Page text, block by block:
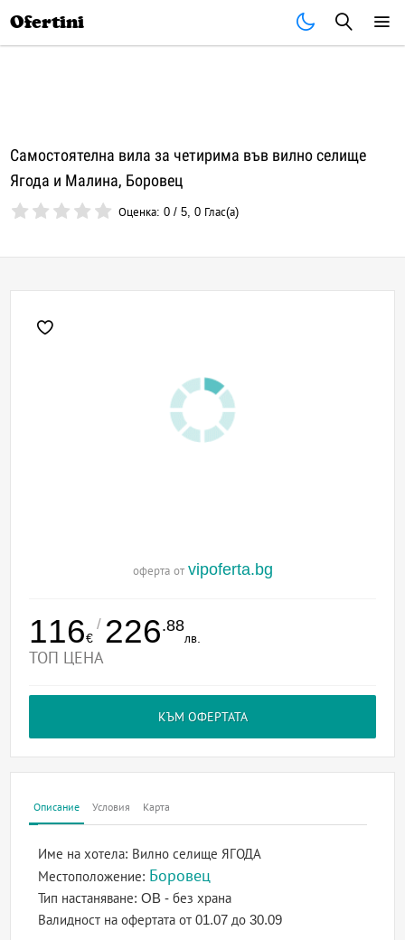
Ofertini
Самостоятелна вила за четирима във вилно селище
Ягода и Малина, Боровец
Оценка:0 /5,0 Глас(а)
оферта от vipoferta.bg
116€
/ 226.88
лв.
ТОП ЦЕНА
КЪМ ОФЕРТАТА
Описание Условия Карта
Име на хотела: Вилно селище ЯГОДА
Местоположение: Боровец
Тип настаняване:OB - без храна
Валидност на офертатаот 01.07 до 30.09